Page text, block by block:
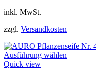
gewählt
inkl. MwSt.
zzgl. Versandkosten
Ausführung wählen
Quick view